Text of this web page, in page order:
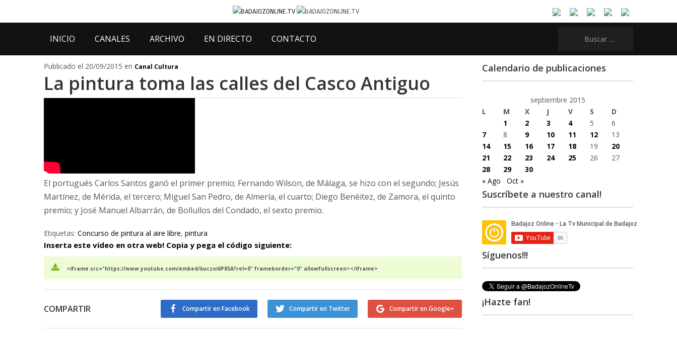
INICIO CANALES ARCHIVO EN DIRECTO CONTACTO
Publicado el 20/09/2015 en Canal Cultura
La pintura toma las calles del Casco Antiguo
El portugués Carlos Santos ganó el primer premio; Fernando Wilson, de Málaga, se hizo con el segundo; Jesús
Martínez, de Mérida, el tercero; Miguel San Pedro, de Almería, el cuarto; Diego Benéitez, de Zamora, el quinto
premio; y José Manuel Albarrán, de Bollullos del Condado, el sexto premio.
Etiquetas: Concurso de pintura al aire libre, pintura
Inserta este vídeo en otra web! Copia y pega el código siguiente:
<iframe src="https://www.youtube.com/embed/kuczoi6P8SA?rel=0" frameborder="0" allowfullscreen></iframe>
COMPARTIR Compartir en Google+
Compartir en Twitter
Compartir en Facebook
Calendario de publicaciones
septiembre 2015
L
M X J V S
D
1
2 3 4 5
6
7
8 9 10 11 12
13
14
15 16 17 18 19
20
21
22 23 24 25 26
27
28
29
30
« Ago
Oct »
Suscríbete a nuestro canal!
Síguenos!!!
¡Hazte fan!